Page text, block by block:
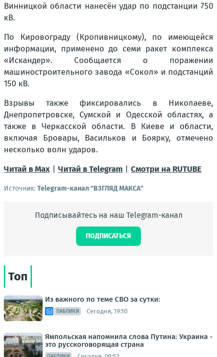
Винницкой области нанесён удар по подстанции 750
кВ.
По Кировограду (Кропивницкому), по имеющейся
информации, применено до семи ракет комплекса
«Искандер». Сообщается о поражении
машиностроительного завода «Сокол» и подстанций
150 кВ.
Взрывы также фиксировались в Николаеве,
Днепропетровске, Сумской и Одесской областях, а
также в Черкасской области. В Киеве и области,
включая Бровары, Васильков и Боярку, отмечено
несколько волн ударов.
Читай в Max
Читай в Telegram Смотри на RUTUBE
Источник: Telegram-канал "ВЗГЛЯД МАКСА"
Подписывайтесь на наш Telegram-канал
ПОДПИСАТЬСЯ
Топ
Из важного по теме СВО за сутки:
ПАБЛИКИ Сегодня, 19:10
Ямпольская напомнила слова Путина: Украина -
это русскоговорящая страна